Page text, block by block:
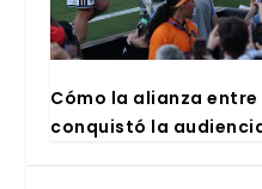
Cómo la alian­za
con­quis­tó la